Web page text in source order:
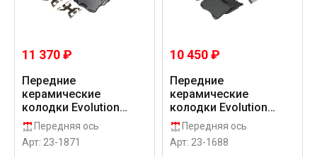
11 370 ₽
Передние
керамические
колодки Evolution
Sport Z23 для
Mercedes-Benz AMG E
53 EQ BOOST W213
Передняя ось
Арт: 23-1871
10 450 ₽
Передние
керамические
колодки Evolution
Sport Z23 для
Mercedes-Benz AMG E
53 EQ BOOST W213
Передняя ось
Арт: 23-1688